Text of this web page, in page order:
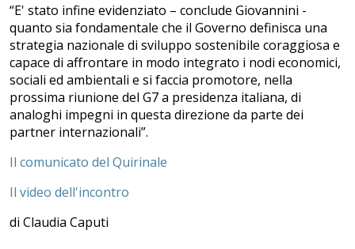
“E' stato infine evidenziato – conclude Giovannini -
quanto sia fondamentale che il Governo definisca una
strategia nazionale di sviluppo sostenibile coraggiosa e
capace di affrontare in modo integrato i nodi economici,
sociali ed ambientali e si faccia promotore, nella
prossima riunione del G7 a presidenza italiana, di
analoghi impegni in questa direzione da parte dei
partner internazionali”.
Il comunicato del Quirinale
Il video dell'incontro
di Claudia Caputi